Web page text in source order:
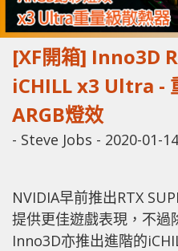
[XF開箱] Inno3D
iCHILL x3 Ultra -
ARGB燈效
- Steve Jobs - 2020-01-14
NVIDIA早前推出RTX
提供更佳遊戲表現，不過
Inno3D亦推出進階的